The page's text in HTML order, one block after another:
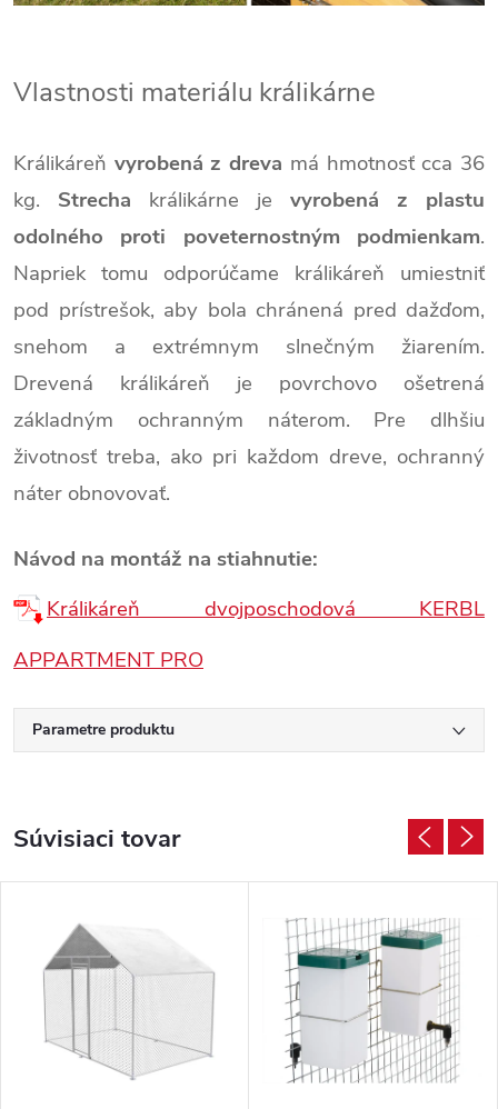
Vlastnosti materiálu králikárne
Králikáreň vyrobená z dreva má hmotnosť cca 36
kg. Strecha králikárne je vyrobená z plastu
odolného proti poveternostným podmienkam.
Napriek tomu odporúčame králikáreň umiestniť
pod prístrešok, aby bola chránená pred dažďom,
snehom a extrémnym slnečným žiarením.
Drevená králikáreň je povrchovo ošetrená
základným ochranným náterom. Pre dlhšiu
životnosť treba, ako pri každom dreve, ochranný
náter obnovovať.
Návod na montáž na stiahnutie:
Králikáreň dvojposchodová KERBL
APPARTMENT PRO
Parametre produktu
Súvisiaci tovar